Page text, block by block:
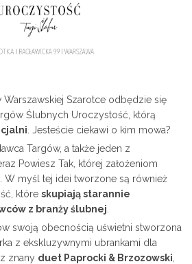
Warszawskiej Szarotce odbędzie się
Ślubnych Uroczystość, którą
. Jesteście ciekawi o kim mowa?
Targów, a także jeden z
Powiesz Tak, której założeniom
W myśl tej idei tworzone są również
które skupiają starannie
z branży ślubnej
swoją obecnością uświetni stworzona
z ekskluzywnymi ubrankami dla
znany duet Paprocki & Brzozowski